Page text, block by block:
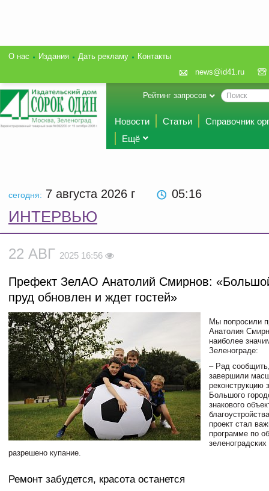
О нас Издания Дать рекламу
Контакты
news@id41.ru
Рейтинг запросов
Новости Статьи
Справочник
Ещё
сегодня: 7 августа 2026 г 05:16
ИНТЕРВЬЮ
22 АВГ 2025 16:56
Префект ЗелАО Анатолий Смирнов:
пруд обновлен и ждет гостей»
Мы попросили
Анатолия
наиболее
Зеленограде:
– Рад
завершили
реконструкцию
Большого
знакового
проект стал
программе по
разрешено купание.
Ремонт забудется, красота останется